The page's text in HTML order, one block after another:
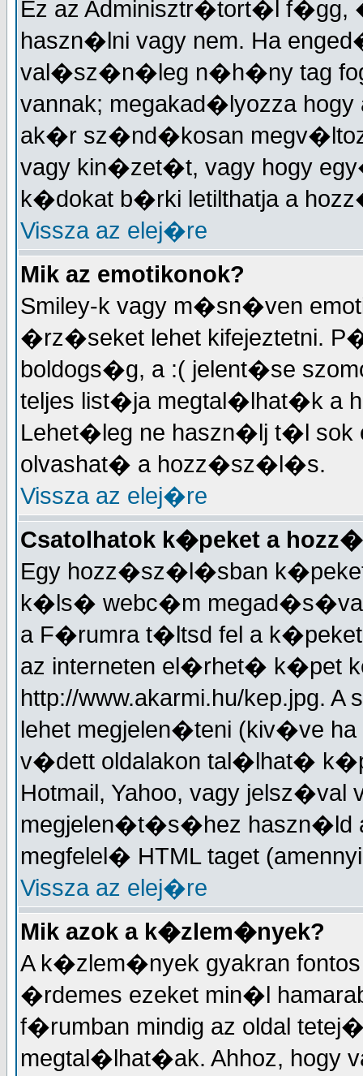
Ez az Adminisztr�tort�l f�gg,
haszn�lni vagy nem. Ha
val�sz�n�leg n�h�ny tag
vannak; megakad�lyozza
ak�r sz�nd�kosan
vagy kin�zet�t, vagy hogy
k�dokat b�rki letilthatja a
Vissza az elej�re
Mik az emotikonok?
Smiley-k vagy m�sn�ven
�rz�seket lehet kifejeztetni.
boldogs�g, a :( jelent�se
teljes list�ja megtal�lhat�k
Lehet�leg ne haszn�lj t�l sok
olvashat� a hozz�sz�l�s.
Vissza az elej�re
Csatolhatok k�peket a
Egy hozz�sz�l�sban k�peket
k�ls� webc�m
a F�rumra t�ltsd fel a
az interneten el�rhet� k�pet
http://www.akarmi.hu/kep.jpg.
lehet megjelen�teni (kiv�ve
v�dett oldalakon tal�lhat�
Hotmail, Yahoo, vagy
megjelen�t�s�hez haszn�ld
megfelel� HTML taget
Vissza az elej�re
Mik azok a k�zlem�nyek?
A k�zlem�nyek gyakran
�rdemes ezeket min�l
f�rumban mindig az oldal
megtal�lhat�ak. Ahhoz,